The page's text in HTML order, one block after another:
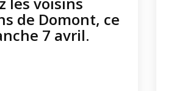
de Domont, ce
7 avril.